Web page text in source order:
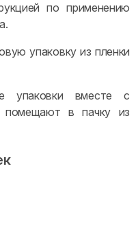
по применению
упаковку из пленки
упаковки вместе с
помещают в пачку из